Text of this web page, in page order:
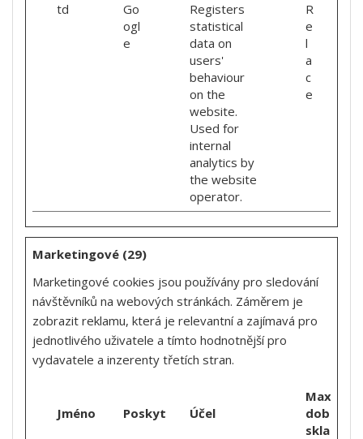
td
Go
ogl
e
Registers
statistical
data on
users'
behaviour
on the
website.
Used for
internal
analytics by
the website
operator.
R
e
l
a
c
e
Marketingové (29)
Marketingové cookies jsou používány pro sledování
návštěvníků na webových stránkách. Záměrem je
zobrazit reklamu, která je relevantní a zajímavá pro
jednotlivého uživatele a tímto hodnotnější pro
vydavatele a inzerenty třetích stran.
Jméno Poskytovatel
Účel
doba